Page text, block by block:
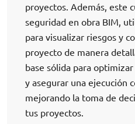
proyectos. Además, este
seguridad en obra BIM,
para visualizar riesgos y
proyecto de manera
base sólida para
y asegurar una ejecución
mejorando la toma de
tus proyectos.